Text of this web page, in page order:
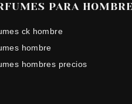
PARA HOMBRE
ck hombre
hombre
hombres precios